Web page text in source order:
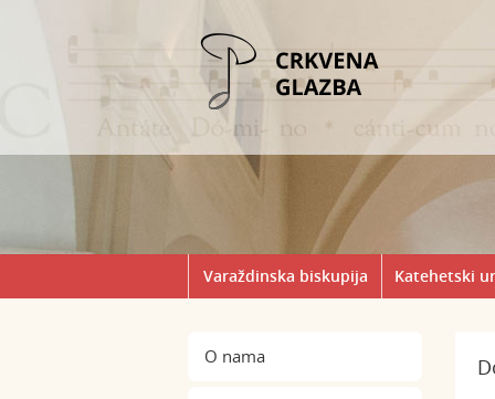
Varaždinska biskupija Katehetski
O nama